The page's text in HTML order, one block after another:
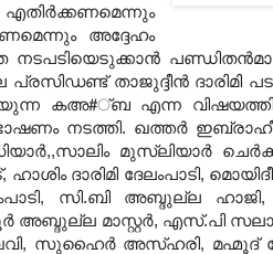
അദ്ദേഹം
താജുദ്ദീന്‍ ദാരിമി
പറയുന്ന കഅ#്ബ എന്ന
നടത്തി. ഖത്തര്‍
മുസ്‌ലിയാര്‍
ദാരിമി ദേലംപാടി,
സി.ബി അബ്ദുല്ല ഹാജി,
അബ്ദുല്ല മാസ്റ്റര്‍, എസ്.പി
സുഹൈര്‍ അസ്ഹരി, മഹ്മൂദ്